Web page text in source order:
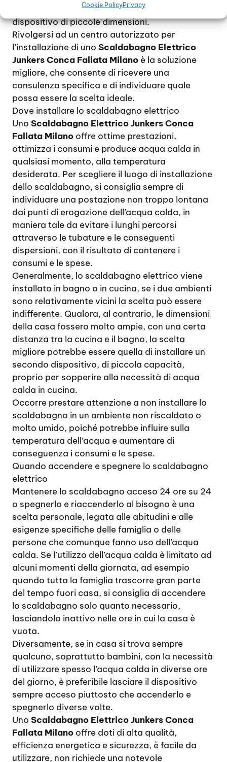
Cookie PolicyPrivacy
ufficio o in una seconda casa, è sufficiente un
dispositivo di piccole dimensioni.
Rivolgersi ad un centro autorizzato per
l’installazione di uno Scaldabagno Elettrico
Junkers Conca Fallata Milano è la soluzione
migliore, che consente di ricevere una
consulenza specifica e di individuare quale
possa essere la scelta ideale.
Dove installare lo scaldabagno elettrico
Uno Scaldabagno Elettrico Junkers Conca
Fallata Milano offre ottime prestazioni,
ottimizza i consumi e produce acqua calda in
qualsiasi momento, alla temperatura
desiderata. Per scegliere il luogo di installazione
dello scaldabagno, si consiglia sempre di
individuare una postazione non troppo lontana
dai punti di erogazione dell’acqua calda, in
maniera tale da evitare i lunghi percorsi
attraverso le tubature e le conseguenti
dispersioni, con il risultato di contenere i
consumi e le spese.
Generalmente, lo scaldabagno elettrico viene
installato in bagno o in cucina, se i due ambienti
sono relativamente vicini la scelta può essere
indifferente. Qualora, al contrario, le dimensioni
della casa fossero molto ampie, con una certa
distanza tra la cucina e il bagno, la scelta
migliore potrebbe essere quella di installare un
secondo dispositivo, di piccola capacità,
proprio per sopperire alla necessità di acqua
calda in cucina.
Occorre prestare attenzione a non installare lo
scaldabagno in un ambiente non riscaldato o
molto umido, poiché potrebbe influire sulla
temperatura dell’acqua e aumentare di
conseguenza i consumi e le spese.
Quando accendere e spegnere lo scaldabagno
elettrico
Mantenere lo scaldabagno acceso 24 ore su 24
o spegnerlo e riaccenderlo al bisogno è una
scelta personale, legata alle abitudini e alle
esigenze specifiche delle famiglia o delle
persone che comunque fanno uso dell’acqua
calda. Se l’utilizzo dell’acqua calda è limitato ad
alcuni momenti della giornata, ad esempio
quando tutta la famiglia trascorre gran parte
del tempo fuori casa, si consiglia di accendere
lo scaldabagno solo quanto necessario,
lasciandolo inattivo nelle ore in cui la casa è
vuota.
Diversamente, se in casa si trova sempre
qualcuno, soprattutto bambini, con la necessità
di utilizzare spesso l’acqua calda in diverse ore
del giorno, è preferibile lasciare il dispositivo
sempre acceso piuttosto che accenderlo e
spegnerlo diverse volte.
Uno Scaldabagno Elettrico Junkers Conca
Fallata Milano offre doti di alta qualità,
efficienza energetica e sicurezza, è facile da
utilizzare, non richiede una notevole